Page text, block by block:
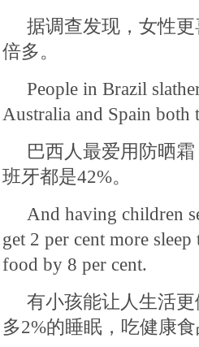
据调查发现，女性
倍多。
People in Brazil
Australia and Spain both
巴西人最爱用防晒
班牙都是42%。
And having children
get 2 per cent more
food by 8 per cent.
有小孩能让人生活
多2%的睡眠，吃健康食